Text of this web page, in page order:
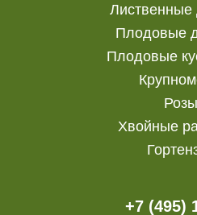
Лиственные
Плодовые
Плодовые
Розы
Хвойные
+7 (495)